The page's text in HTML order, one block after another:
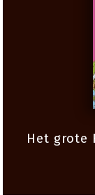
Het grote